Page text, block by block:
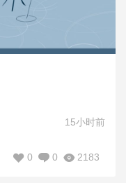
15小时前
2183
0
0